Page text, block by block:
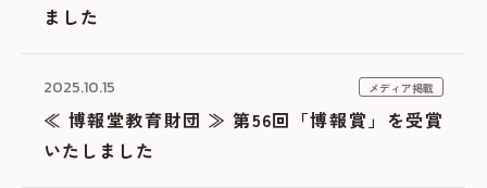
ました
2025.10.15 メディア掲載
≪ 博報堂教育財団 ≫ 第56回「博報賞」を受賞
いたしました